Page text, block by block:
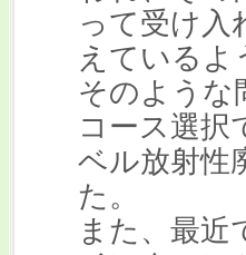
って受け入
えている
そのような
コース選択
ベル放射性
た。
また、最近